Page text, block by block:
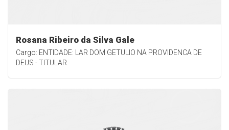
Rosana Ribeiro da Silva Gale
Cargo: ENTIDADE: LAR DOM GETULIO NA PROVIDENCA DE
DEUS - TITULAR